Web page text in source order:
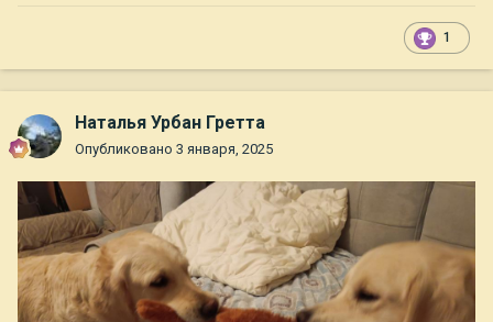
1
Наталья Урбан Гретта
Опубликовано 3 января, 2025